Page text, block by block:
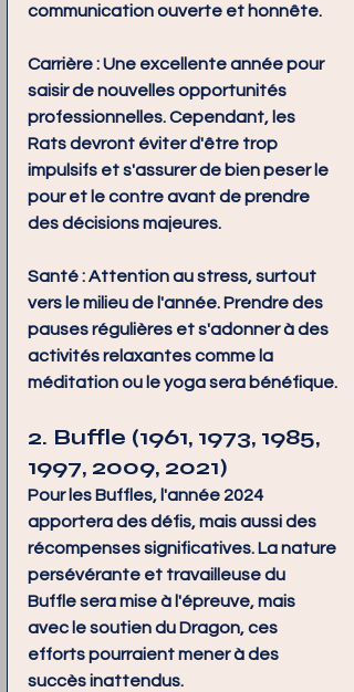
communication ouverte et honnête.
Carrière : Une excellente année pour
saisir de nouvelles opportunités
professionnelles. Cependant, les
Rats devront éviter d'être trop
impulsifs et s'assurer de bien peser le
pour et le contre avant de prendre
des décisions majeures.
Santé : Attention au stress, surtout
vers le milieu de l'année. Prendre des
pauses régulières et s'adonner à des
activités relaxantes comme la
méditation ou le yoga sera bénéfique.
2. Buffle (1961, 1973, 1985,
1997, 2009, 2021)
Pour les Buffles, l'année 2024
apportera des défis, mais aussi des
récompenses significatives. La nature
persévérante et travailleuse du
Buffle sera mise à l'épreuve, mais
avec le soutien du Dragon, ces
efforts pourraient mener à des
succès inattendus.